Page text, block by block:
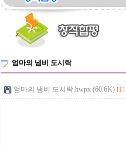
엄마의 냄비 도시락
엄마의 냄비 도시락.hwpx (60.6K) [1]